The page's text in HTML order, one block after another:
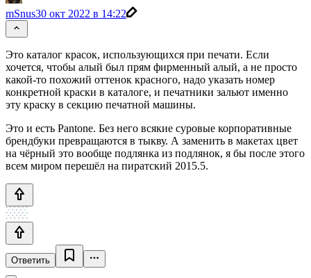
mSnus30 окт 2022 в 14:22
Это каталог красок, использующихся при печати. Если
хочется, чтобы алый был прям фирменный алый, а не просто
какой-то похожий оттенок красного, надо указать номер
конкретной краски в каталоге, и печатники зальют именно
эту краску в секцию печатной машины.
Это и есть Pantone. Без него всякие суровые корпоративные
брендбуки превращаются в тыкву. А заменить в макетах цвет
на чёрный это вообще подлянка из подлянок, я бы после этого
всем миром перешёл на пиратский 2015.5.
Ответить